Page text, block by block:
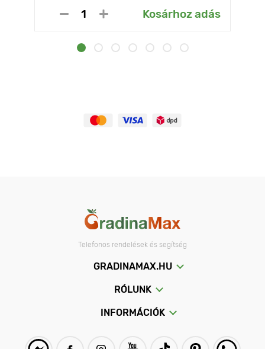
Kosárhoz adás
Telefonos rendelések és segítség
GRADINAMAX.HU
RÓLUNK
INFORMÁCIÓK